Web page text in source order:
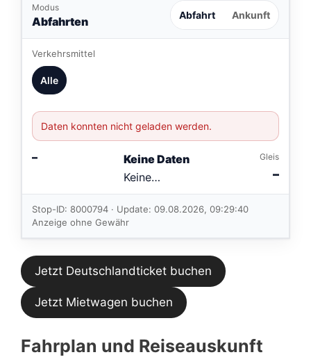
Modus
Abfahrten Abfahrt Ankunft
Verkehrsmittel
Alle
Daten konnten nicht geladen werden.
–
Keine Daten
Keine
Verbindungen
im aktuellen
Feed.
Gleis
–
Stop-ID: 8000794 · Update: 09.08.2026, 09:29:40
Anzeige ohne Gewähr
Jetzt Deutschlandticket buchen
Jetzt Mietwagen buchen
Fahrplan und Reiseauskunft